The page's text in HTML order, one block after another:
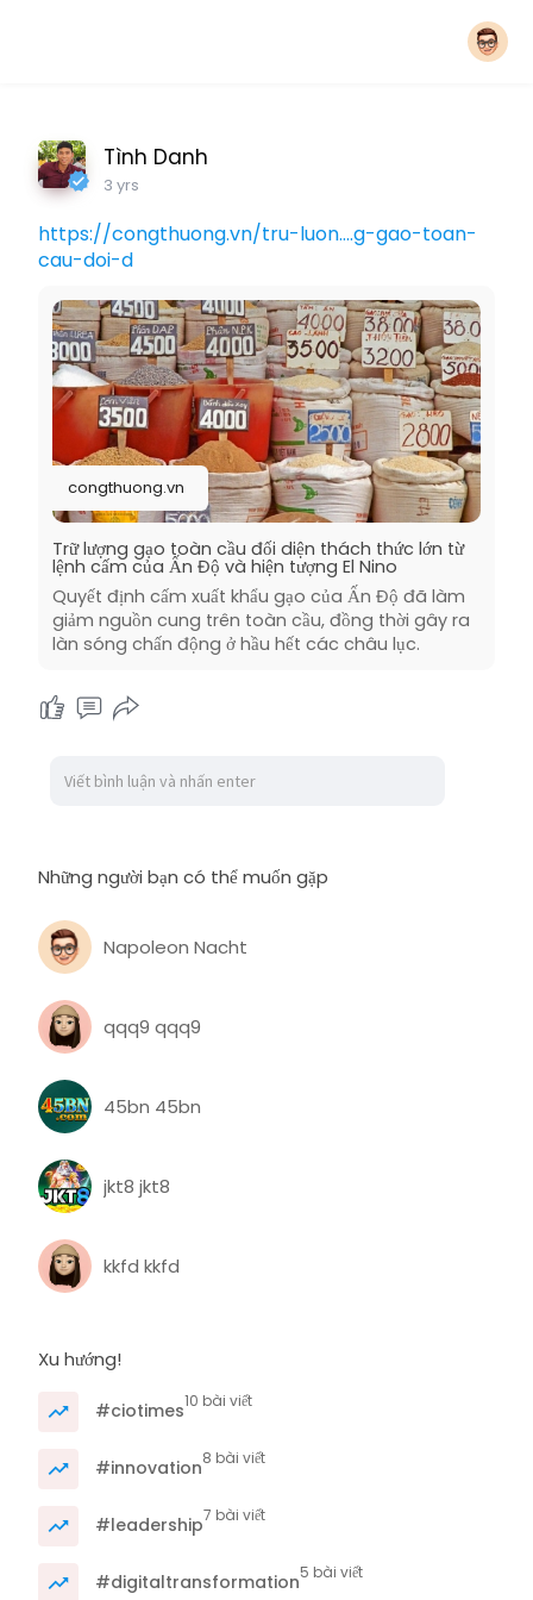
Tình Danh
3 yrs
https://congthuong.vn/tru-luon....g-gao-toan-
cau-doi-d
congthuong.vn
Trữ lượng gạo toàn cầu đối diện thách thức lớn từ
lệnh cấm của Ấn Độ và hiện tượng El Nino
Quyết định cấm xuất khẩu gạo của Ấn Độ đã làm
giảm nguồn cung trên toàn cầu, đồng thời gây ra
làn sóng chấn động ở hầu hết các châu lục.
Những người bạn có thể muốn gặp
Napoleon Nacht
qqq9 qqq9
45bn 45bn
jkt8 jkt8
kkfd kkfd
Xu hướng!
#ciotimes10 bài viết
#innovation8 bài viết
#leadership7 bài viết
#digitaltransformation5 bài viết